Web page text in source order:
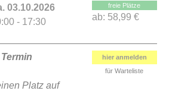
03.10.2026
- 17:30
freie Plätze
ab: 58,99 €
Platz auf
hier anmelden
für Warteliste